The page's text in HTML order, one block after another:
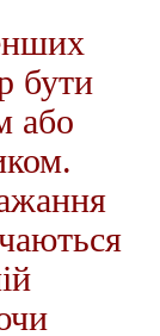
бути
або